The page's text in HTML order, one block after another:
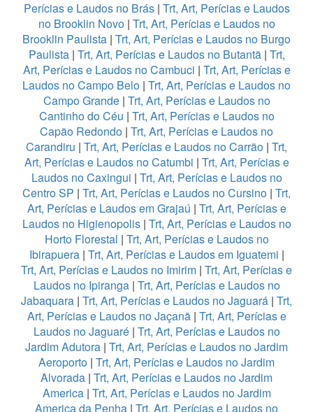
Perícias e Laudos no Brás| Trt, Art, Perícias e Laudos
no Brooklin Novo| Trt, Art, Perícias e Laudos no
Brooklin Paulista | Trt, Art, Perícias e Laudos no Burgo
Paulista| Trt, Art, Perícias e Laudos no Butantã| Trt,
Art, Perícias e Laudos no Cambuci | Trt, Art, Perícias e
Laudos no Campo Belo | Trt, Art, Perícias e Laudos no
Campo Grande| Trt, Art, Perícias e Laudos no
Cantinho do Céu | Trt, Art, Perícias e Laudos no
Capão Redondo | Trt, Art, Perícias e Laudos no
Carandiru | Trt, Art, Perícias e Laudos no Carrão | Trt,
Art, Perícias e Laudos no Catumbi | Trt, Art, Perícias e
Laudos no Caxingui | Trt, Art, Perícias e Laudos no
Centro SP | Trt, Art, Perícias e Laudos no Cursino | Trt,
Art, Perícias e Laudos em Grajaú | Trt, Art, Perícias e
Laudos no Higienopolis| Trt, Art, Perícias e Laudos no
Horto Florestal | Trt, Art, Perícias e Laudos no
Ibirapuera| Trt, Art, Perícias e Laudos em Iguatemi |
Trt, Art, Perícias e Laudos no Imirim | Trt, Art, Perícias e
Laudos no Ipiranga| Trt, Art, Perícias e Laudos no
Jabaquara | Trt, Art, Perícias e Laudos no Jaguará | Trt,
Art, Perícias e Laudos no Jaçanã| Trt, Art, Perícias e
Laudos no Jaguaré| Trt, Art, Perícias e Laudos no
Jardim Adutora | Trt, Art, Perícias e Laudos no Jardim
Aeroporto | Trt, Art, Perícias e Laudos no Jardim
Alvorada | Trt, Art, Perícias e Laudos no Jardim
America| Trt, Art, Perícias e Laudos no Jardim
America da Penha | Trt, Art, Perícias e Laudos no